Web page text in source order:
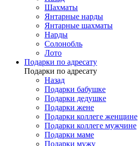
Шахматы
Янтарные нарды
Янтарные шахматы
Нарды
Солонобль
Лото
Подарки по адресату
Подарки по адресату
Назад
Подарки бабушке
Подарки дедушке
Подарки жене
Подарки коллеге женщине
Подарки коллеге мужчине
Подарки маме
Подарки мужу